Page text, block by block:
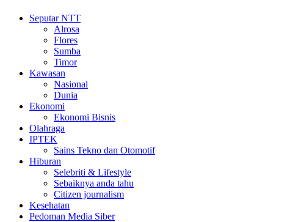
Seputar NTT
Alrosa
Flores
Sumba
Timor
Kawasan
Nasional
Dunia
Ekonomi
Ekonomi Bisnis
Olahraga
IPTEK
Sains Tekno dan Otomotif
Hiburan
Selebriti & Lifestyle
Sebaiknya anda tahu
Citizen journalism
Kesehatan
Pedoman Media Siber